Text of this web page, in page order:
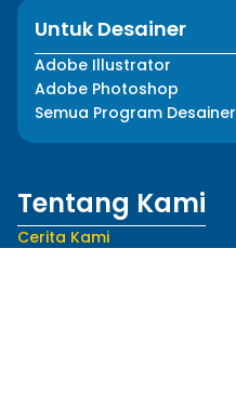
Untuk Desainer
Adobe Illustrator
Adobe Photoshop
Semua Program Desainer
Tentang Kami
Cerita Kami